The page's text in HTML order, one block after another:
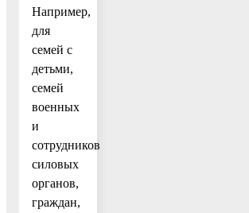
Например,
для
семей с
детьми,
семей
военных
и
сотрудников
силовых
органов,
граждан,